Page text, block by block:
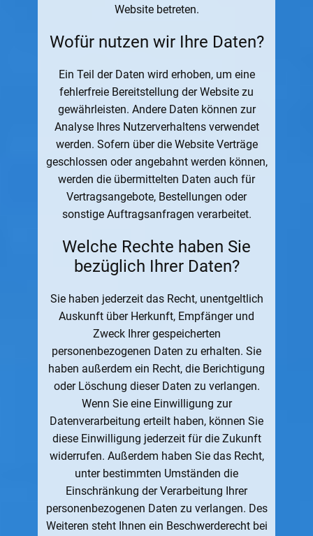
Website betreten.
Wofür nutzen wir Ihre Daten?
Ein Teil der Daten wird erhoben, um eine
fehlerfreie Bereitstellung der Website zu
gewährleisten. Andere Daten können zur
Analyse Ihres Nutzerverhaltens verwendet
werden. Sofern über die Website Verträge
geschlossen oder angebahnt werden können,
werden die übermittelten Daten auch für
Vertragsangebote, Bestellungen oder
sonstige Auftragsanfragen verarbeitet.
Welche Rechte haben Sie
bezüglich Ihrer Daten?
Sie haben jederzeit das Recht, unentgeltlich
Auskunft über Herkunft, Empfänger und
Zweck Ihrer gespeicherten
personenbezogenen Daten zu erhalten. Sie
haben außerdem ein Recht, die Berichtigung
oder Löschung dieser Daten zu verlangen.
Wenn Sie eine Einwilligung zur
Datenverarbeitung erteilt haben, können Sie
diese Einwilligung jederzeit für die Zukunft
widerrufen. Außerdem haben Sie das Recht,
unter bestimmten Umständen die
Einschränkung der Verarbeitung Ihrer
personenbezogenen Daten zu verlangen. Des
Weiteren steht Ihnen ein Beschwerderecht bei